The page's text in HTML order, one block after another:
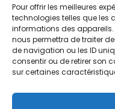
Pour offrir les meilleures
technologies telles que les
informations des
nous permettra de traiter
de navigation ou les ID
consentir ou de retirer son
sur certaines
RECHERCHER
Comment chercher ?
Les archives
Notre démarche
Contact